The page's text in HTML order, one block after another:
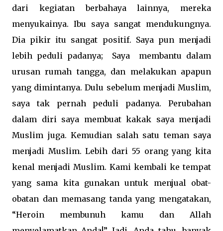
dari kegiatan berbahaya lainnya, mereka
menyukainya. Ibu saya sangat mendukungnya.
Dia pikir itu sangat positif. Saya pun menjadi
lebih peduli padanya; Saya membantu dalam
urusan rumah tangga, dan melakukan apapun
yang dimintanya. Dulu sebelum menjadi Muslim,
saya tak pernah peduli padanya. Perubahan
dalam diri saya membuat kakak saya menjadi
Muslim juga. Kemudian salah satu teman saya
menjadi Muslim. Lebih dari 55 orang yang kita
kenal menjadi Muslim. Kami kembali ke tempat
yang sama kita gunakan untuk menjual obat-
obatan dan memasang tanda yang mengatakan,
“Heroin membunuh kamu dan Allah